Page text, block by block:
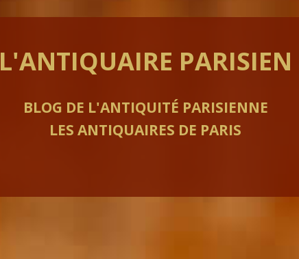
L'ANTIQUAIRE PARISIEN
BLOG DE L'ANTIQUITÉ PARISIENNE
LES ANTIQUAIRES DE PARIS